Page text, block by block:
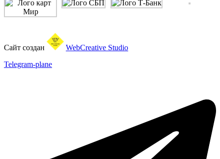
Сайт создан
WebCreative Studio
Telegram-plane